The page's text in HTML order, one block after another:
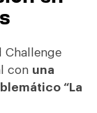
Challenge
con una
“La